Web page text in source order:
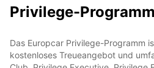
Privilege-Programm
Das Europcar Privilege-Programm
kostenloses Treueangebot und